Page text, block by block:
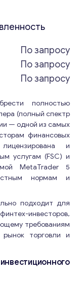
По запросу
По запросу
По запросу
полностью
(полный спектр
— одной из самых
финансовых
и
услугам (FSC) и
MetaTrader 5
нормам и
подходит для
инвесторов,
требованиям
торговли и